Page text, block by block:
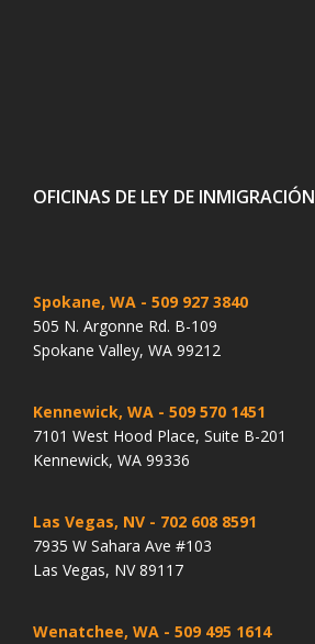
OFICINAS DE LEY DE INMIGRACIÓN
Spokane, WA - 509 927 3840
505 N. Argonne Rd. B-109
Spokane Valley, WA 99212
Kennewick, WA - 509 570 1451
7101 West Hood Place, Suite B-201
Kennewick, WA 99336
Las Vegas, NV - 702 608 8591
7935 W Sahara Ave #103
Las Vegas, NV 89117
Wenatchee, WA - 509 495 1614